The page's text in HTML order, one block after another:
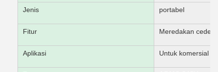
Jenis portabel
Fitur Meredakan
Aplikasi Untuk komersial